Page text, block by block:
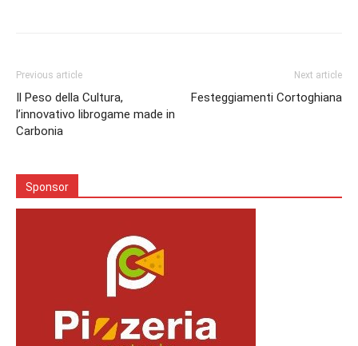
Previous article
Il Peso della Cultura,
l’innovativo librogame made in
Carbonia
Next article
Festeggiamenti Cortoghiana
Sponsor